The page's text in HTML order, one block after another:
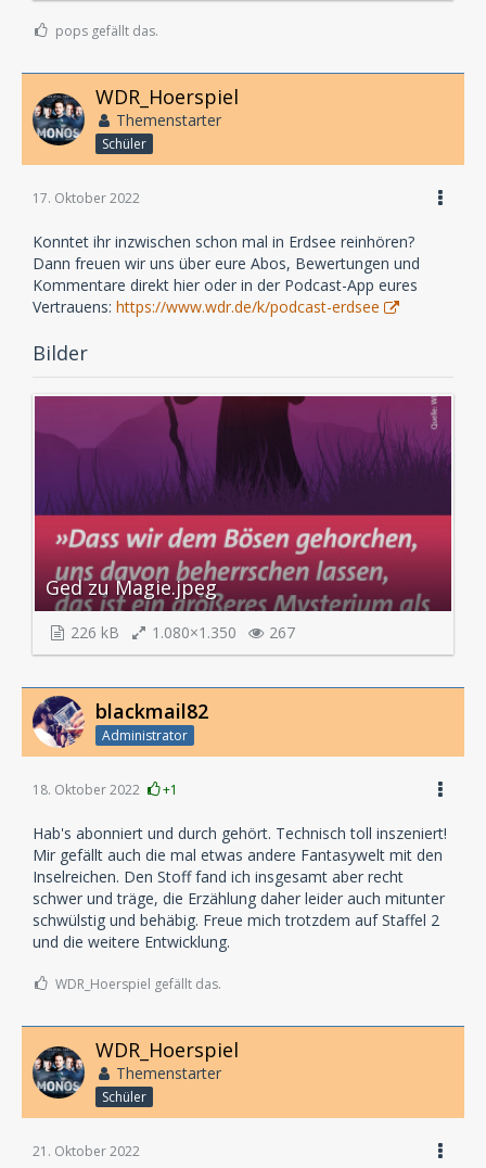
pops gefällt das.
WDR_Hoerspiel
Themenstarter
Schüler
17. Oktober 2022
Konntet ihr inzwischen schon mal in Erdsee reinhören?
Dann freuen wir uns über eure Abos, Bewertungen und
Kommentare direkt hier oder in der Podcast-App eures
Vertrauens: https://www.wdr.de/k/podcast-erdsee
Bilder
Ged zu Magie.jpeg
226 kB 1.080×1.350 267
blackmail82
Administrator
18. Oktober 2022 +1
Hab's abonniert und durch gehört. Technisch toll inszeniert!
Mir gefällt auch die mal etwas andere Fantasywelt mit den
Inselreichen. Den Stoff fand ich insgesamt aber recht
schwer und träge, die Erzählung daher leider auch mitunter
schwülstig und behäbig. Freue mich trotzdem auf Staffel 2
und die weitere Entwicklung.
WDR_Hoerspiel gefällt das.
WDR_Hoerspiel
Themenstarter
Schüler
21. Oktober 2022